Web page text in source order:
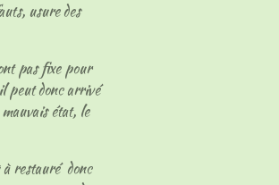
usure des
pas fixe pour
peut donc arrivé
état, le
restauré donc